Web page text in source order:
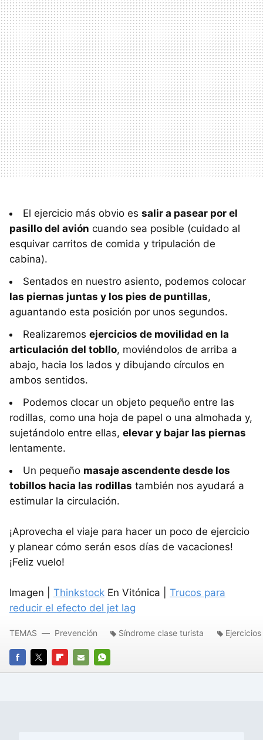
El ejercicio más obvio es salir a pasear por el
pasillo del avión cuando sea posible (cuidado al
esquivar carritos de comida y tripulación de
cabina).
Sentados en nuestro asiento, podemos colocar
las piernas juntas y los pies de puntillas,
aguantando esta posición por unos segundos.
Realizaremos ejercicios de movilidad en la
articulación del tobllo, moviéndolos de arriba a
abajo, hacia los lados y dibujando círculos en
ambos sentidos.
Podemos clocar un objeto pequeño entre las
rodillas, como una hoja de papel o una almohada y,
sujetándolo entre ellas, elevar y bajar las piernas
lentamente.
Un pequeño masaje ascendente desde los
tobillos hacia las rodillas también nos ayudará a
estimular la circulación.
¡Aprovecha el viaje para hacer un poco de ejercicio
y planear cómo serán esos días de vacaciones!
¡Feliz vuelo!
Imagen | Thinkstock En Vitónica | Trucos para
reducir el efecto del jet lag
FACEBOOK
TWITTERFLIPBOARD
E-
WHATSAPP
TEMAS Prevención Síndrome clase turista Ejercicios